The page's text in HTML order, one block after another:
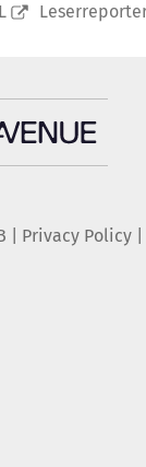
Privacy Policy|